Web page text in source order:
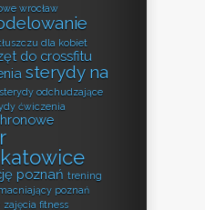
wrocław
dla kobiet
do crossfitu
sterydy na
sterydy odchudzające
ćwiczenia
poznań trening
poznań
zajęcia fitness